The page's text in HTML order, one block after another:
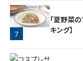
7
「夏野菜
キング】